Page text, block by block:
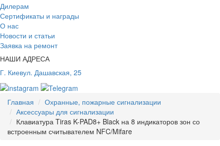
Дилерам
Сертификаты и награды
О нас
Новости и статьи
Заявка на ремонт
НАШИ АДРЕСА
Г. Киевул. Дашавская, 25
Главная
Охранные, пожарные сигнализации
Аксессуары для сигнализации
Клавиатура Tiras K-PAD8+ Black на 8 индикаторов зон со
встроенным считывателем NFC/Mifare